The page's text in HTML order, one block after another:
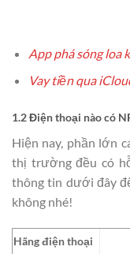
App phá sóng loa
Vay tiền qua
1.2 Điện thoại nào có
Hiện nay, phần lớn
thị trường đều có
thông tin dưới đây
không nhé!
Hãng điện thoại